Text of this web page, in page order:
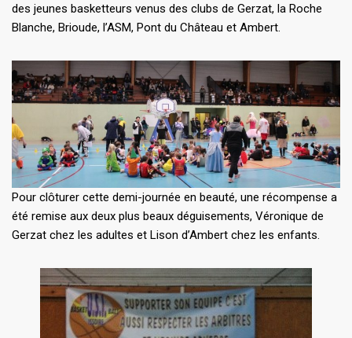
des jeunes basketteurs venus des clubs de Gerzat, la Roche
Blanche, Brioude, l’ASM, Pont du Château et Ambert.
Pour clôturer cette demi-journée en beauté, une récompense a
été remise aux deux plus beaux déguisements, Véronique de
Gerzat chez les adultes et Lison d’Ambert chez les enfants.